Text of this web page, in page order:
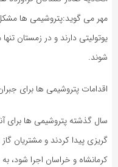
مهر می گوید:پتروشیمی ها
یوتولیتی دارند و در زمستان
شوند.
اقدامات پتروشیمی ها برای جبران
سال گذشته پتروشیمی ها برای
گریزی پیدا کردند و مشتریان
کرمانشاه و خراسان اجرا شود،